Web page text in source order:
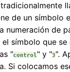
de un símbolo
numeración de
símbolo que se
"control" y "3".
Si colocamos